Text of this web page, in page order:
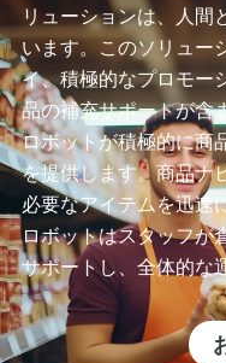
リューションは、人間
います。このソリュー
イ、積極的なプロモー
品の補充サポートが含
ロボットが積極的に商
を提供します。商品ナ
必要なアイテムを迅速
ロボットはスタッフが
サポートし、全体的な